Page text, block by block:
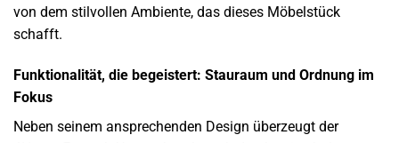
von dem stilvollen Ambiente, das dieses Möbelstück
schafft.
Funktionalität, die begeistert: Stauraum und Ordnung im
Fokus
Neben seinem ansprechenden Design überzeugt der